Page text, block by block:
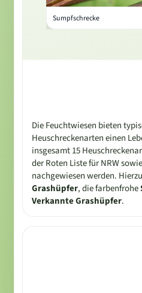
Sumpfschrecke
Die Feuchtwiesen bieten
Heuschreckenarten einen
insgesamt 15
der Roten Liste für NRW
nachgewiesen werden.
Grashüpfer, die farbenfrohe
Verkannte Grashüpfer.